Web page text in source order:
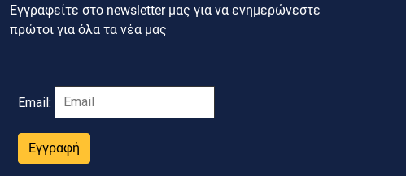
Εγγραφείτε στο newsletter μας για να ενημερώνεστε
πρώτοι για όλα τα νέα μας
Email:
Εγγραφή